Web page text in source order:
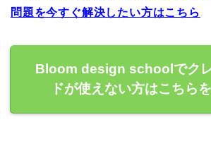
問題を今すぐ解決したい方はこちら
Bloom design schoolでク
ドが使えない方はこちら